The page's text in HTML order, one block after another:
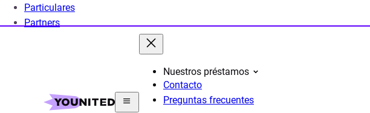
Particulares
Partners
Nuestros préstamos
Contacto
Preguntas frecuentes
Préstamo Personal Nuestros proyectos para préstamos personales